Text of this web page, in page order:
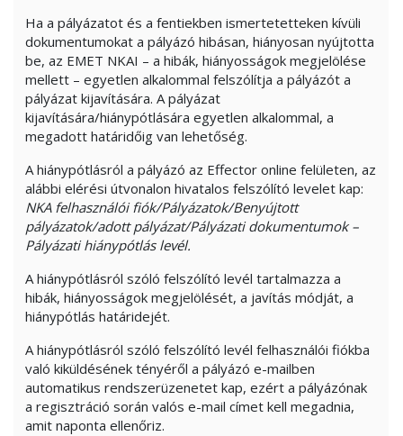
Ha a pályázatot és a fentiekben ismertetetteken kívüli
dokumentumokat a pályázó hibásan, hiányosan nyújtotta
be, az EMET NKAI – a hibák, hiányosságok megjelölése
mellett – egyetlen alkalommal felszólítja a pályázót a
pályázat kijavítására. A pályázat
kijavítására/hiánypótlására egyetlen alkalommal, a
megadott határidőig van lehetőség.
A hiánypótlásról a pályázó az Effector online felületen, az
alábbi elérési útvonalon hivatalos felszólító levelet kap:
NKA felhasználói fiók/Pályázatok/Benyújtott
pályázatok/adott pályázat/Pályázati dokumentumok –
Pályázati hiánypótlás levél.
A hiánypótlásról szóló felszólító levél tartalmazza a
hibák, hiányosságok megjelölését, a javítás módját, a
hiánypótlás határidejét.
A hiánypótlásról szóló felszólító levél felhasználói fiókba
való kiküldésének tényéről a pályázó e-mailben
automatikus rendszerüzenetet kap, ezért a pályázónak
a regisztráció során valós e-mail címet kell megadnia,
amit naponta ellenőriz.